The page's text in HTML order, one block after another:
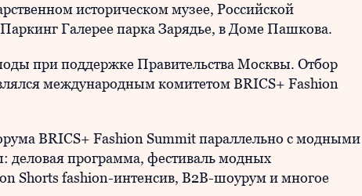
историческом музее, Российской
Галерее парка Зарядье, в Доме Пашкова.
при поддержке Правительства Москвы. Отбор
международным комитетом BRICS+ Fashion
BRICS+ Fashion Summit параллельно с модными
деловая программа, фестиваль модных
Shorts fashion-интенсив, В2В-шоурум и многое